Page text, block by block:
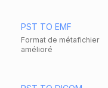
PST TO EMF
Format de métafichier
amélioré